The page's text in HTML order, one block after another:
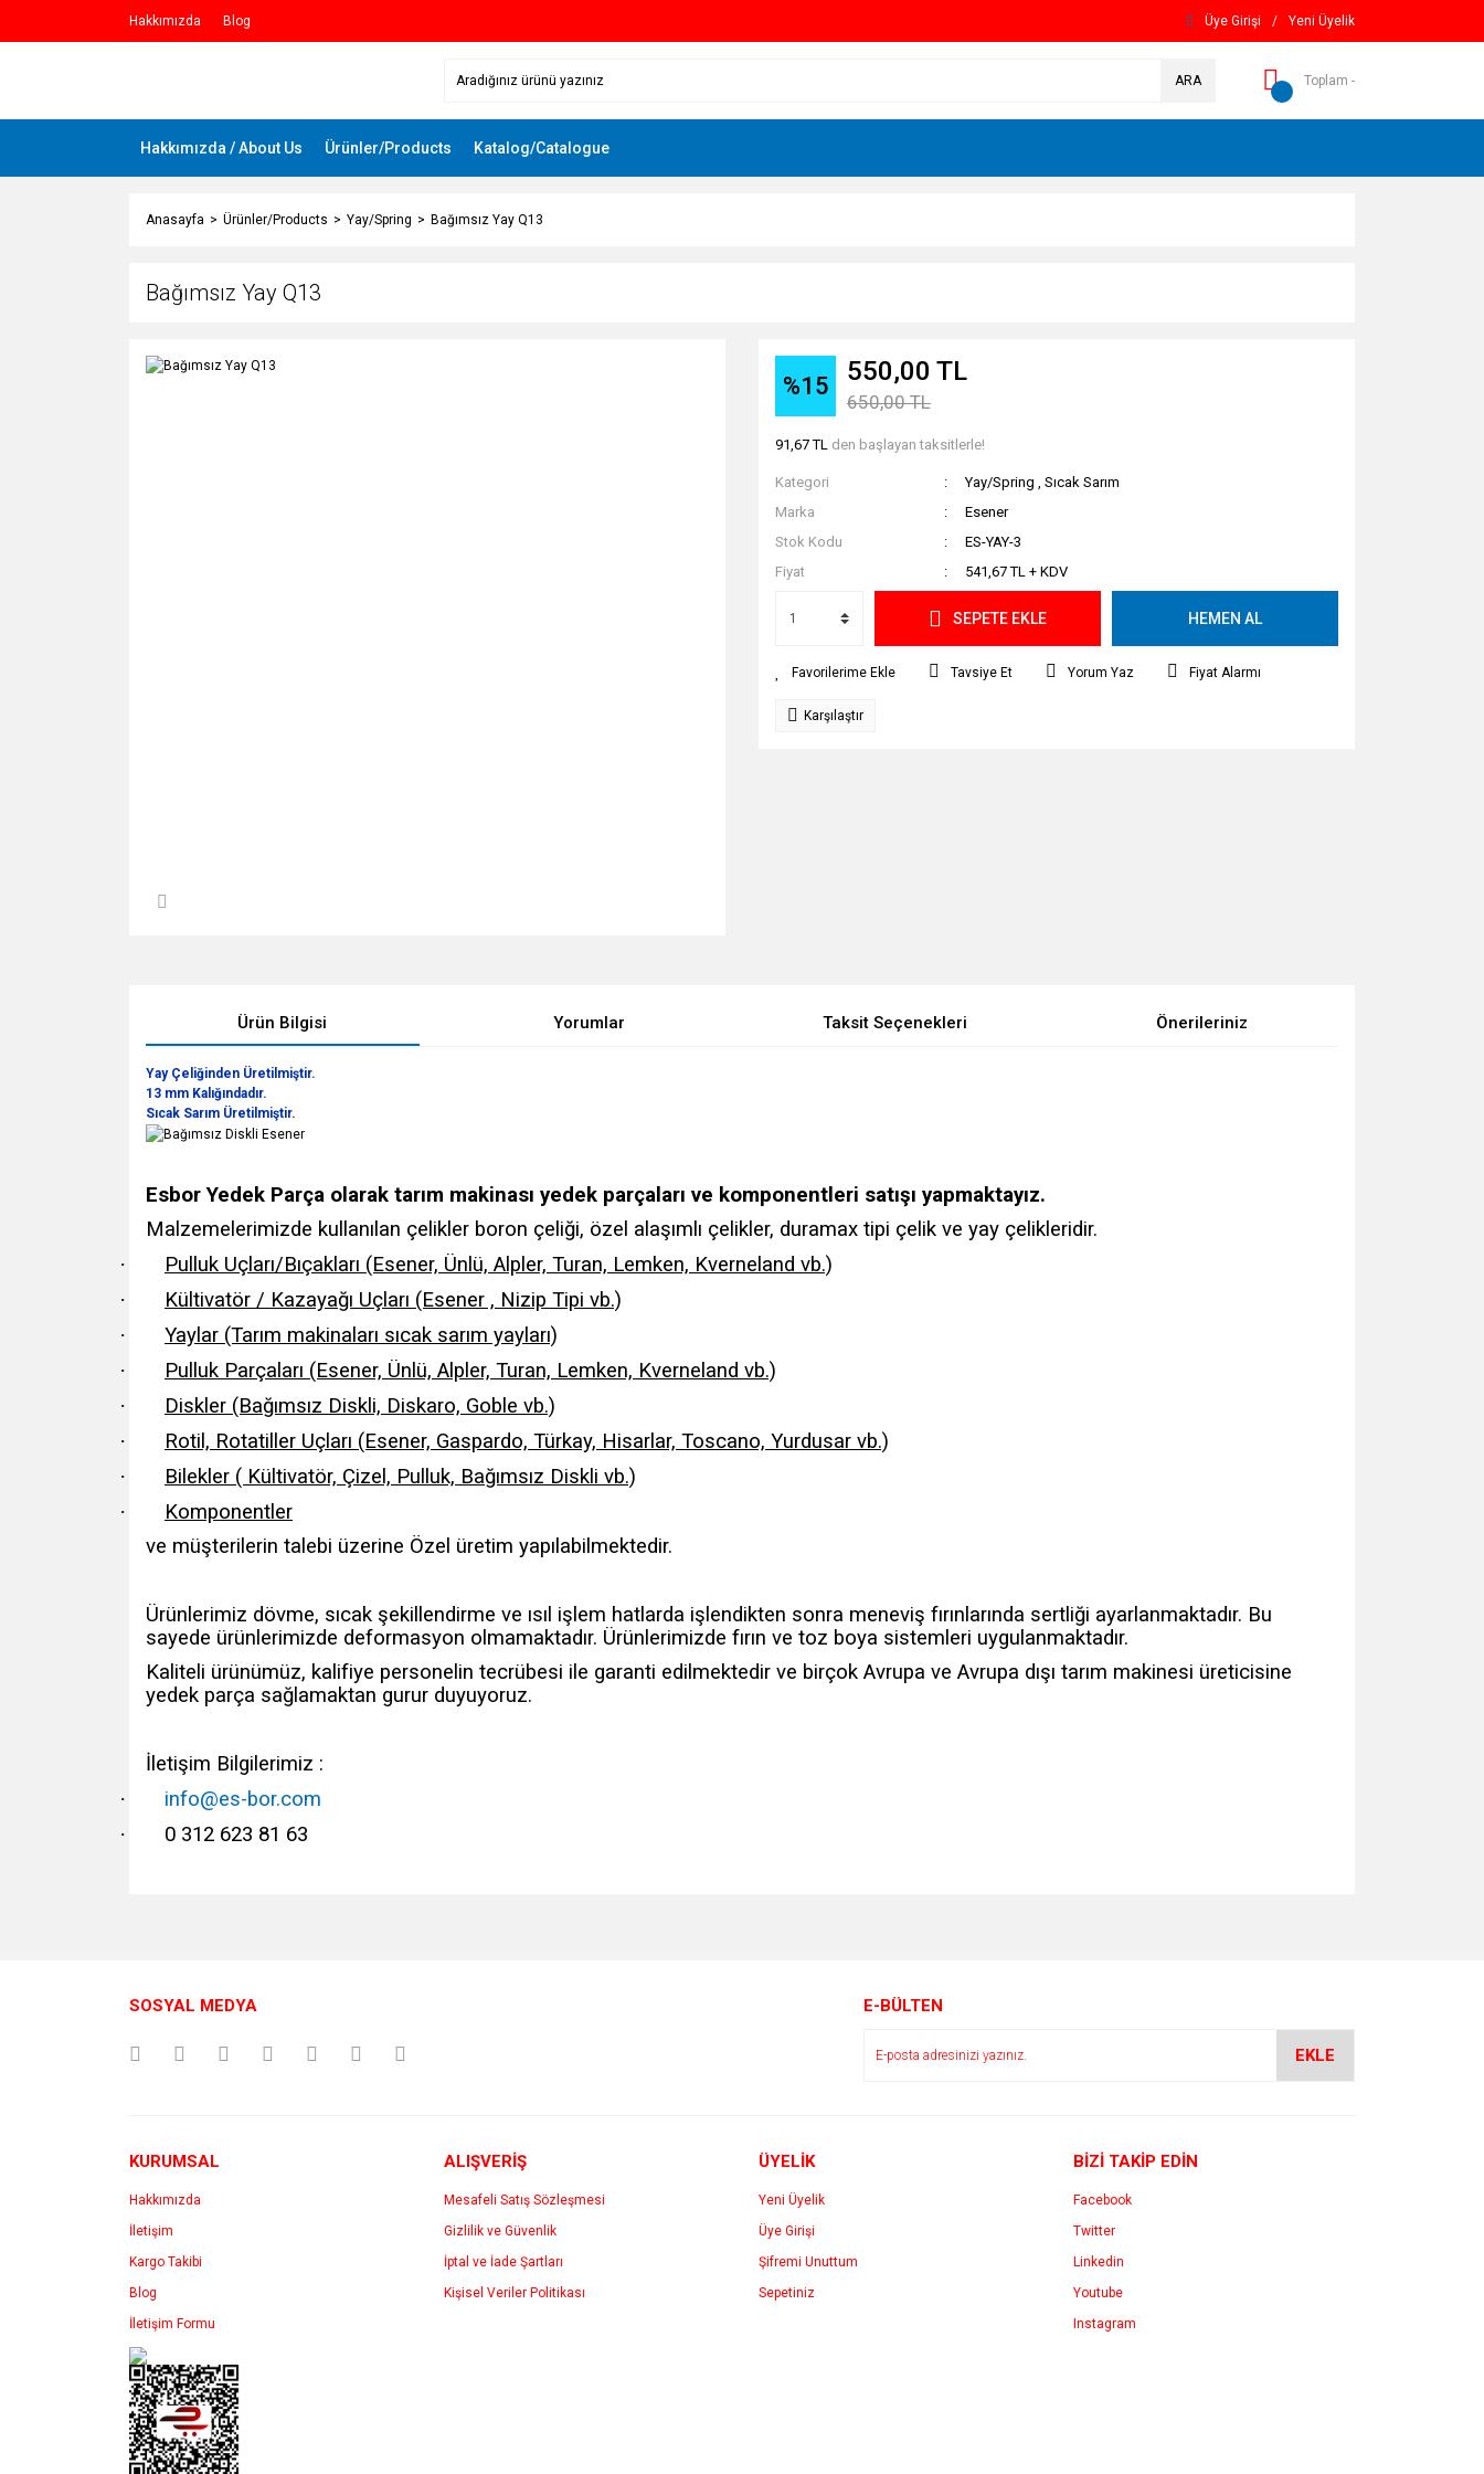
Hakkımızda Blog Üye Girişi / Yeni Üyelik
ARA Toplam -
Hakkımızda / About Us Ürünler/Products Katalog/Catalogue
Anasayfa Ürünler/Products Yay/Spring Bağımsız Yay Q13
Bağımsız Yay Q13
%15 550,00 TL
650,00 TL
91,67 TL den başlayan taksitlerle!
Kategori Yay/Spring , Sıcak Sarım
Marka
Esener
Stok Kodu
ES-YAY-3
Fiyat
541,67 TL + KDV
SEPETE EKLE HEMEN AL
Tavsiye Et Yorum Yaz Fiyat Alarmı
Karşılaştır
Ürün Bilgisi Yorumlar Taksit Seçenekleri Önerileriniz
Yay Çeliğinden Üretilmiştir.
13 mm Kalığındadır.
Sıcak Sarım Üretilmiştir.
Esbor Yedek Parça olarak tarım makinası yedek parçaları ve komponentleri satışı yapmaktayız.
Malzemelerimizde kullanılan çelikler boron çeliği, özel alaşımlı çelikler, duramax tipi çelik ve yay çelikleridir.
· Pulluk Uçları/Bıçakları (Esener, Ünlü, Alpler, Turan, Lemken, Kverneland vb.)
· Kültivatör / Kazayağı Uçları (Esener , Nizip Tipi vb.)
· Yaylar (Tarım makinaları sıcak sarım yayları)
· Pulluk Parçaları (Esener, Ünlü, Alpler, Turan, Lemken, Kverneland vb.)
· Diskler (Bağımsız Diskli, Diskaro, Goble vb.)
· Rotil, Rotatiller Uçları (Esener, Gaspardo, Türkay, Hisarlar, Toscano, Yurdusar vb.)
· Bilekler ( Kültivatör, Çizel, Pulluk, Bağımsız Diskli vb.)
·
Komponentler
ve müşterilerin talebi üzerine Özel üretim yapılabilmektedir.
Ürünlerimiz dövme, sıcak şekillendirme ve ısıl işlem hatlarda işlendikten sonra meneviş fırınlarında sertliği ayarlanmaktadır. Bu
sayede ürünlerimizde deformasyon olmamaktadır. Ürünlerimizde fırın ve toz boya sistemleri uygulanmaktadır.
Kaliteli ürünümüz, kalifiye personelin tecrübesi ile garanti edilmektedir ve birçok Avrupa ve Avrupa dışı tarım makinesi üreticisine
yedek parça sağlamaktan gurur duyuyoruz.
İletişim Bilgilerimiz :
· info@es-bor.com
· 0 312 623 81 63
Ürün açıklamasında eksik bilgiler bulunuyor.
SOSYAL MEDYA E-BÜLTEN
EKLE
KURUMSAL
Hakkımızda
İletişim
Kargo Takibi
Blog
İletişim Formu
ALIŞVERİŞ
Mesafeli Satış Sözleşmesi
Gizlilik ve Güvenlik
İptal ve İade Şartları
Kişisel Veriler Politikası
ÜYELİK
Yeni Üyelik
Üye Girişi
Şifremi Unuttum
Sepetiniz
BİZİ TAKİP EDİN
Facebook
Twitter
Linkedin
Youtube
Instagram